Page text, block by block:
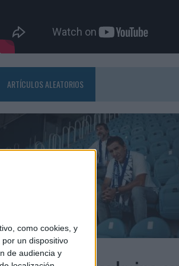
como cookies, y
un dispositivo
de audiencia y
ARTÍCULOS ALEATORIOS
08/2026